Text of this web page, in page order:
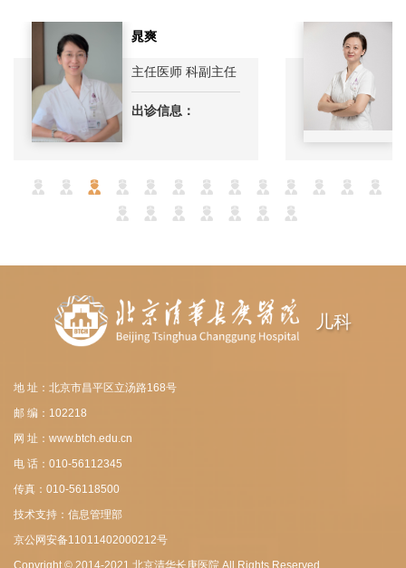
晁爽
主任医师 科副主任
出诊信息：
儿科
地 址：北京市昌平区立汤路168号
邮 编：102218
网 址：www.btch.edu.cn
电 话：010-56112345
传真：010-56118500
技术支持：信息管理部
京公网安备11011402000212号